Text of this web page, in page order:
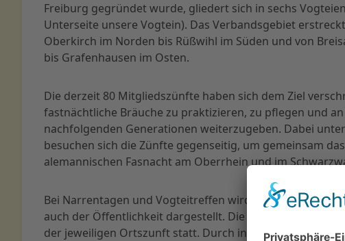
Freiburg gegründet wurde, gliedert sich in sechs
Unterseite unsere Vogtein). Das Verbandsgebiet
Oberkirch im Norden bis Rüßwihl im Süden und von
bis Grafenhausen im Osten.
Die derzeit 80 Mitgliedszünfte haben sich dem Ziel
fastnächtliche Bräuche zu praktizieren, zu pflegen und
nachfolgenden Generationen weiterzugeben. Dabei
besuchen sich die Zünfte gegenseitig, um gemeinsam
alemannischen Fasnacht am Oberrhein und im
Bei Narrentagen und Vogteitreffen wird die
auch der Öffentlichkeit dargestellt. Die Ortsfasnachten
der jeweiligen Ortszunft statt. Durch intensive